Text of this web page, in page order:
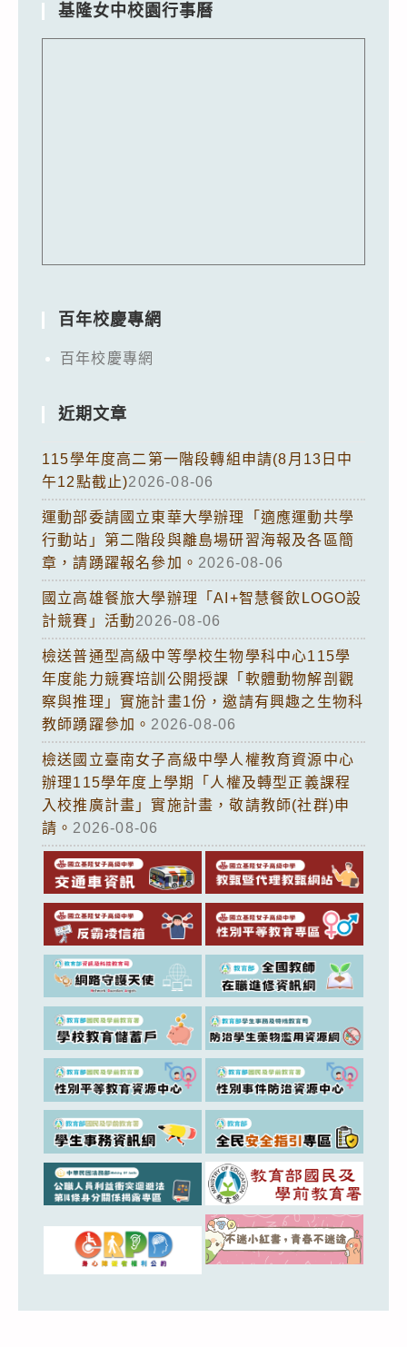
基隆女中校園行事曆
百年校慶專網
百年校慶專網
近期文章
115學年度高二第一階段轉組申請(8月13日中
午12點截止)2026-08-06
運動部委請國立東華大學辦理「適應運動共學
行動站」第二階段與離島場研習海報及各區簡
章，請踴躍報名參加。 2026-08-06
國立高雄餐旅大學辦理「AI+智慧餐飲LOGO設
計競賽」活動2026-08-06
檢送普通型高級中等學校生物學科中心115學
年度能力競賽培訓公開授課「軟體動物解剖觀
察與推理」實施計畫1份，邀請有興趣之生物科
教師踴躍參加。 2026-08-06
檢送國立臺南女子高級中學人權教育資源中心
辦理115學年度上學期「人權及轉型正義課程
入校推廣計畫」實施計畫，敬請教師(社群)申
請。 2026-08-06